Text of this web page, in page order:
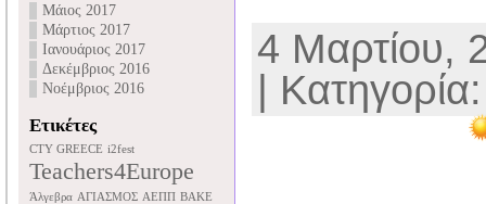
Μάιος 2017
Μάρτιος 2017
Ιανουάριος 2017
Δεκέμβριος 2016
Νοέμβριος 2016
Ετικέτες
CTY GREECE i2fest
Teachers4Europe
Άλγεβρα ΑΓΙΑΣΜΟΣ ΑΕΠΠ ΒΑΚΕ
4 Μαρτίου,
|